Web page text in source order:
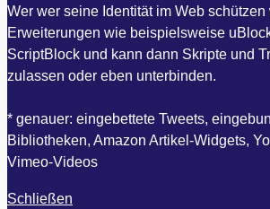
Wer wer seine Identität im Web
Erweiterungen wie beispielsweise
ScriptBlock und kann dann Skripte und
zulassen oder eben unterbinden.
* genauer: eingebettete Tweets,
Bibliotheken, Amazon Artikel-Widgets,
Vimeo-Videos
Schließen